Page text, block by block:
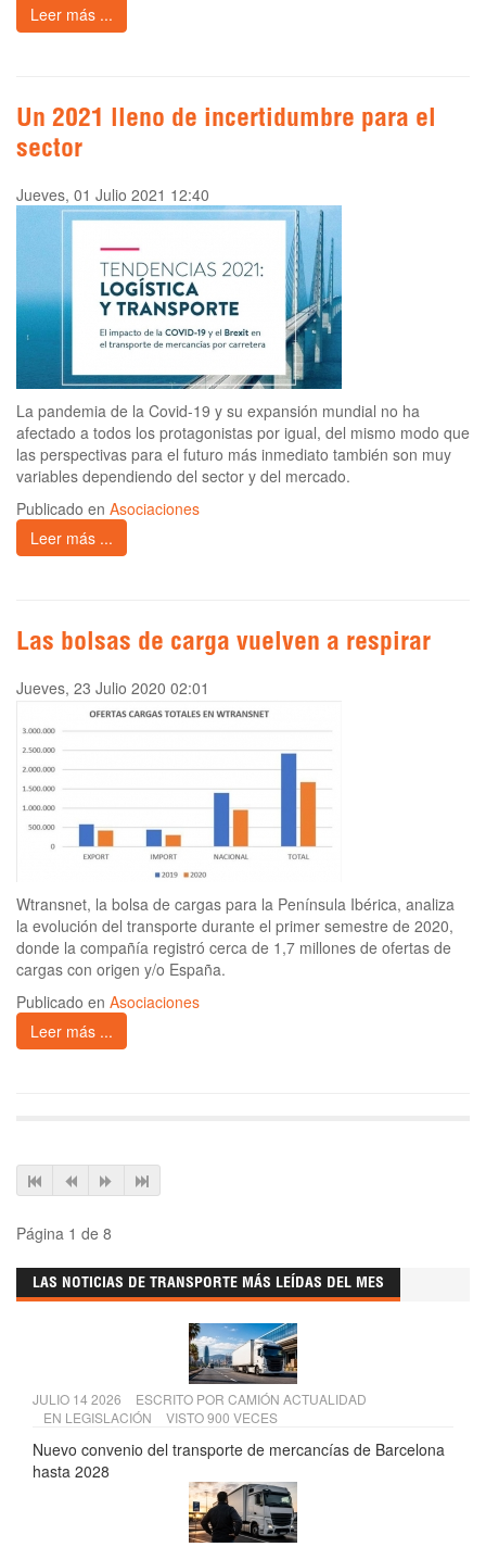
Leer más ...
Un 2021 lleno de incertidumbre para el
sector
Jueves, 01 Julio 2021 12:40
La pandemia de la Covid-19 y su expansión mundial no ha
afectado a todos los protagonistas por igual, del mismo modo que
las perspectivas para el futuro más inmediato también son muy
variables dependiendo del sector y del mercado.
Publicado en Asociaciones
Leer más ...
Las bolsas de carga vuelven a respirar
Jueves, 23 Julio 2020 02:01
Wtransnet, la bolsa de cargas para la Península Ibérica, analiza
la evolución del transporte durante el primer semestre de 2020,
donde la compañía registró cerca de 1,7 millones de ofertas de
cargas con origen y/o España.
Publicado en Asociaciones
Leer más ...
Página 1 de 8
LAS NOTICIAS DE TRANSPORTE MÁS LEÍDAS DEL MES
JULIO 14 2026 ESCRITO POR CAMIÓN ACTUALIDAD
EN LEGISLACIÓN VISTO 900 VECES
Nuevo convenio del transporte de mercancías de Barcelona
hasta 2028